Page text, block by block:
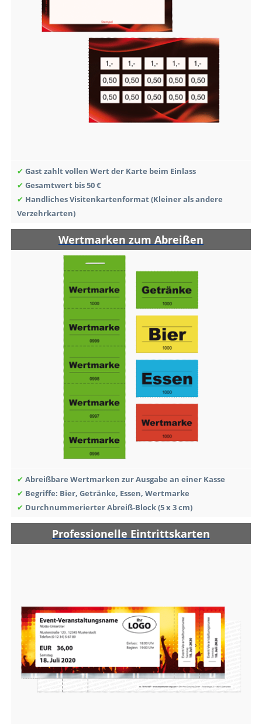
✔ Gast zahlt vollen Wert der Karte beim Einlass
✔ Gesamtwert bis 50 €
✔ Handliches Visitenkartenformat (Kleiner als andere
Verzehrkarten)
Wertmarken zum Abreißen
✔ Abreißbare Wertmarken zur Ausgabe an einer Kasse
✔ Begriffe: Bier, Getränke, Essen, Wertmarke
✔ Durchnummerierter Abreiß-Block (5 x 3 cm)
Professionelle Eintrittskarten